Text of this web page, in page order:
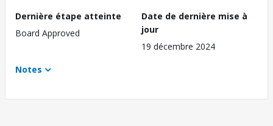
Dernière étape atteinte
Board Approved
Date de dernière mise à
jour
19 décembre 2024
Notes